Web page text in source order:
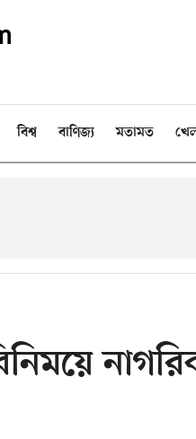
বিশ্ব বাণিজ্য মতামত